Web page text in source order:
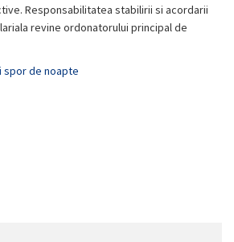
Responsabilitatea stabilirii si acordarii
revine ordonatorului principal de
spor de noapte